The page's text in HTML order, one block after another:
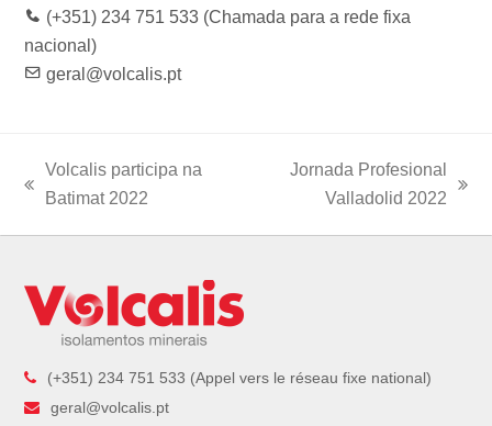
(+351) 234 751 533 (Chamada para a rede fixa
nacional)
geral@volcalis.pt
previous
Volcalis participa na
Batimat 2022
Jornada Profesional
Valladolid 2022
(+351) 234 751 533 (Appel vers le réseau fixe national)
geral@volcalis.pt